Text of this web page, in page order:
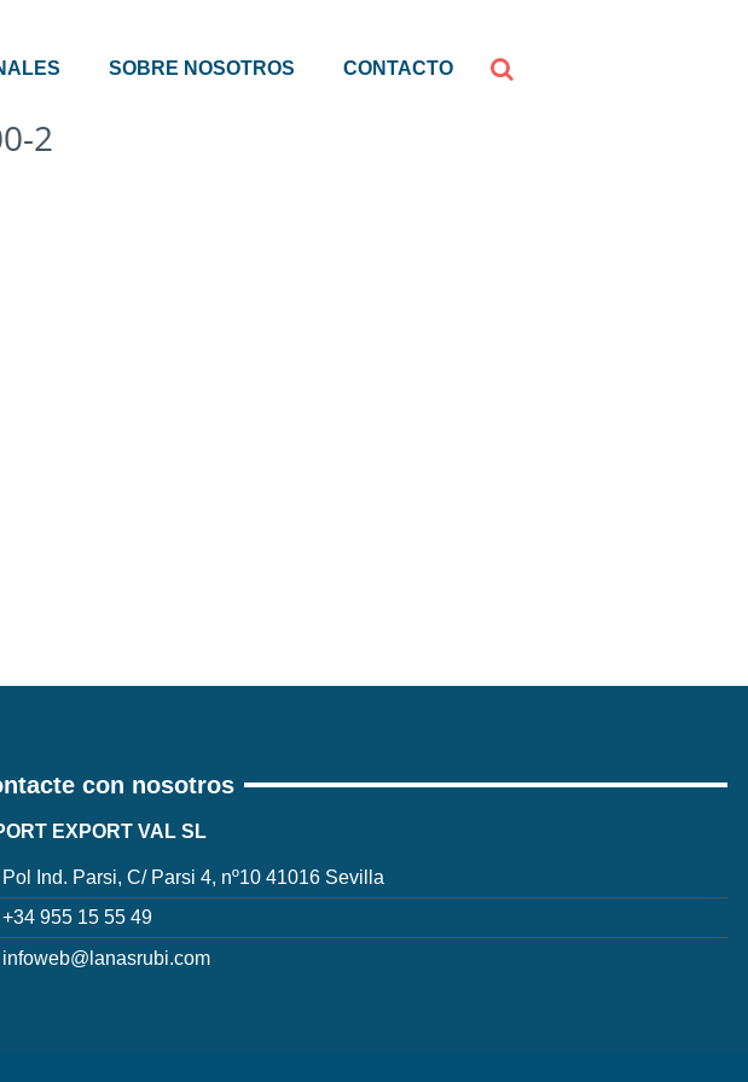
SOBRE NOSOTROS CONTACTO
2
con nosotros
EXPORT VAL SL
Pol Ind. Parsi, C/ Parsi 4, nº10 41016 Sevilla
+34 955 15 55 49
infoweb@lanasrubi.com